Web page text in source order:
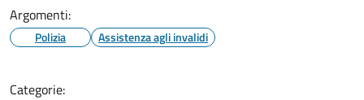
Argomenti:
Polizia Assistenza agli invalidi
Categorie: